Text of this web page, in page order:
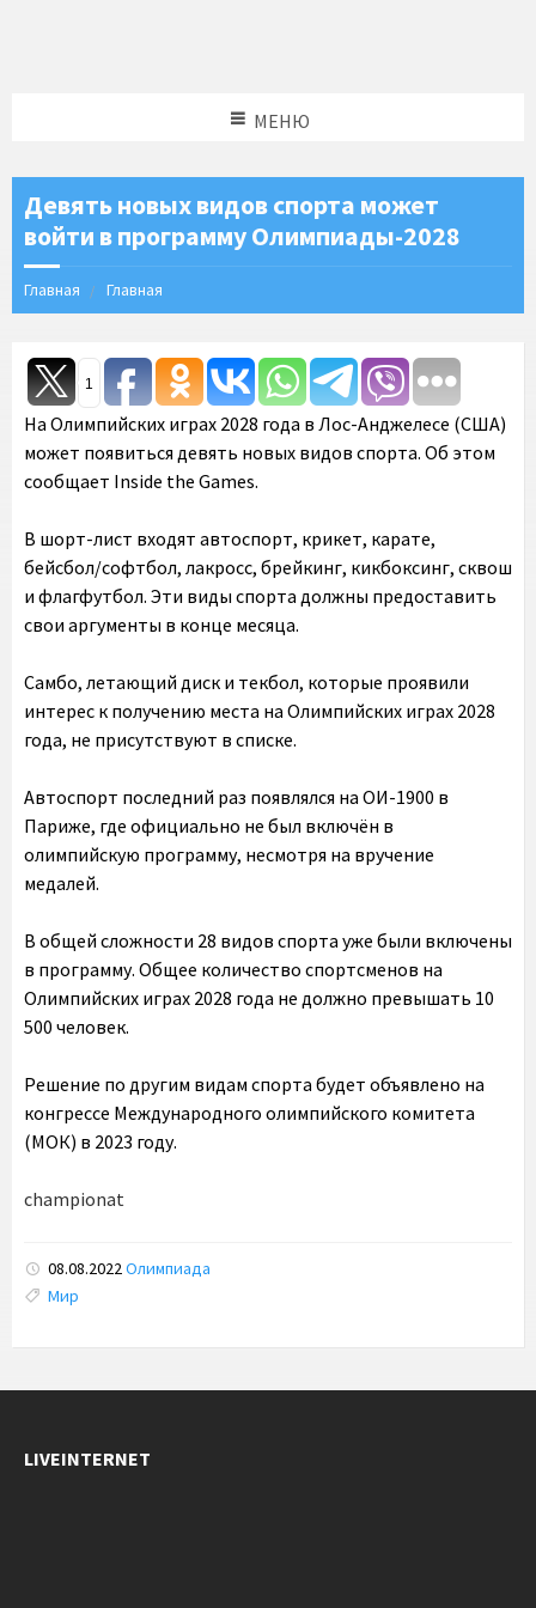
МЕНЮ
Девять новых видов спорта может
войти в программу Олимпиады-2028
Главная Главная
1
На Олимпийских играх 2028 года в Лос-Анджелесе (США)
может появиться девять новых видов спорта. Об этом
сообщает Inside the Games.
В шорт-лист входят автоспорт, крикет, карате,
бейсбол/софтбол, лакросс, брейкинг, кикбоксинг, сквош
и флагфутбол. Эти виды спорта должны предоставить
свои аргументы в конце месяца.
Самбо, летающий диск и текбол, которые проявили
интерес к получению места на Олимпийских играх 2028
года, не присутствуют в списке.
Автоспорт последний раз появлялся на ОИ-1900 в
Париже, где официально не был включён в
олимпийскую программу, несмотря на вручение
медалей.
В общей сложности 28 видов спорта уже были включены
в программу. Общее количество спортсменов на
Олимпийских играх 2028 года не должно превышать 10
500 человек.
Решение по другим видам спорта будет объявлено на
конгрессе Международного олимпийского комитета
(МОК) в 2023 году.
championat
08.08.2022Олимпиада
Tags:
Мир
LIVEINTERNET